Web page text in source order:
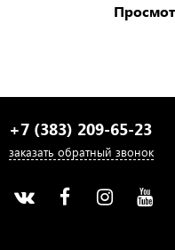
+7 (383) 209-65-23
заказать обратный звонок